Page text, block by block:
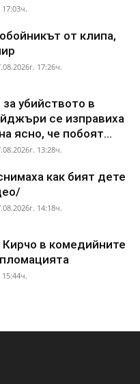
17:03ч.
от клипа,
17:26ч.
убийството в
се изправиха
ясно, че побоят...
13:28ч.
как бият дете
14:18ч.
в комедийните
15:44ч.